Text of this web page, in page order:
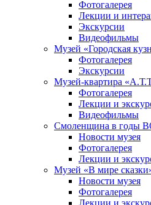
Фотогалерея
Лекции и
Экскурсии
Видеофильмы
Музей «Городская
Фотогалерея
Экскурсии
Музей-квартира
Фотогалерея
Лекции и
Видеофильмы
Смоленщина в годы
Новости музея
Фотогалерея
Лекции и
Музей «В мире
Новости музея
Фотогалерея
Лекции и